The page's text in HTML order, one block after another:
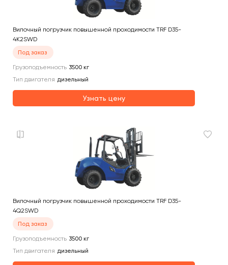
Вилочный погрузчик повышенной проходимости TRF D35-
4K2SWD
Под заказ
Грузоподъемность 3500 кг
Тип двигателя дизельный
Узнать цену
Вилочный погрузчик повышенной проходимости TRF D35-
4Q2SWD
Под заказ
Грузоподъемность 3500 кг
Тип двигателя дизельный